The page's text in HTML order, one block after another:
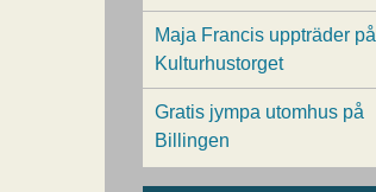
Maja Francis uppträder på
Kulturhustorget
Gratis jympa utomhus på
Billingen